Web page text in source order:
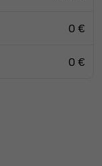
0 €
0 €